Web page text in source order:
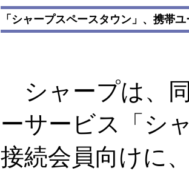
「シャープスペースタウン」、携帯
シャープは、
ーサービス「シ
接続会員向けに